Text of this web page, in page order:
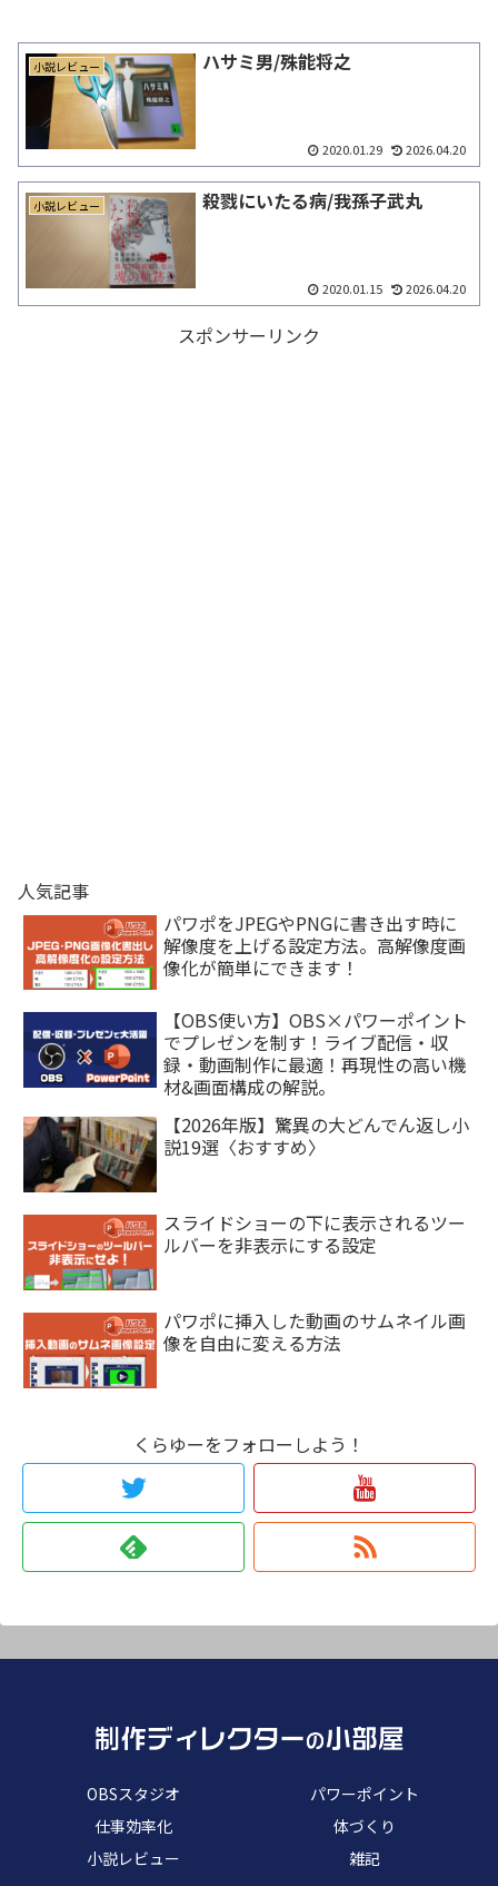
小説レビュー ハサミ男/殊能将之
2020.01.29 2026.04.20
小説レビュー 殺戮にいたる病/我孫子武丸
2020.01.15 2026.04.20
スポンサーリンク
人気記事
パワポをJPEGやPNGに書き出す時に
解像度を上げる設定方法。高解像度画
像化が簡単にできます！
【OBS使い方】OBS×パワーポイント
でプレゼンを制す！ライブ配信・収
録・動画制作に最適！再現性の高い機
材&画面構成の解説。
【2026年版】驚異の大どんでん返し小
説19選〈おすすめ〉
スライドショーの下に表示されるツー
ルバーを非表示にする設定
パワポに挿入した動画のサムネイル画
像を自由に変える方法
くらゆーをフォローしよう！
OBSスタジオ
パワーポイント
仕事効率化
体づくり
小説レビュー
雑記